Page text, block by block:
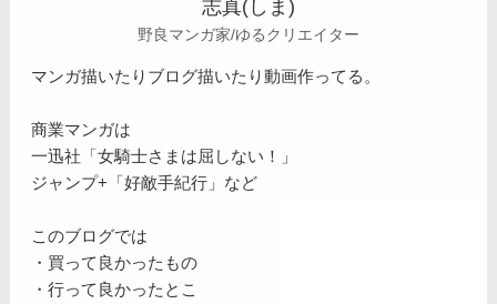
志真(しま)
野良マンガ家/ゆるクリエイター
マンガ描いたりブログ描いたり動画作ってる。
商業マンガは
一迅社「女騎士さまは屈しない！」
ジャンプ+「好敵手紀行」など
このブログでは
・買って良かったもの
・行って良かったとこ